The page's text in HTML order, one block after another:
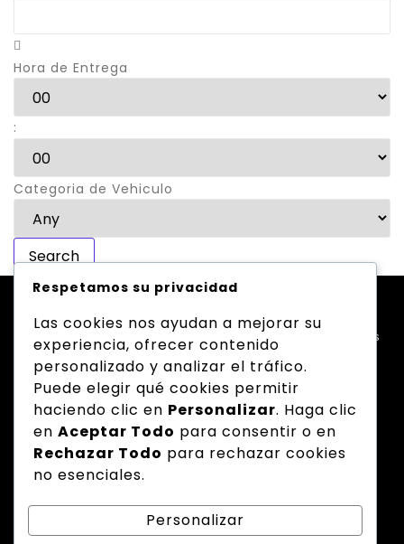
Hora de Entrega
:
Categoria de Vehiculo
Expressions of Melancholy Contemplating Discovered Sentiments
and Entreaties. Considered discovered ye sentiments projecting
entreaties of melancholy.
Menú
Inicio
Vehículos Disponibles
Servicios
Respetamos su privacidad
Las cookies nos ayudan a mejorar su
experiencia, ofrecer contenido
personalizado y analizar el tráfico.
Puede elegir qué cookies permitir
haciendo clic en Personalizar. Haga clic
en Aceptar Todo para consentir o en
Rechazar Todo para rechazar cookies
no esenciales.
Personalizar